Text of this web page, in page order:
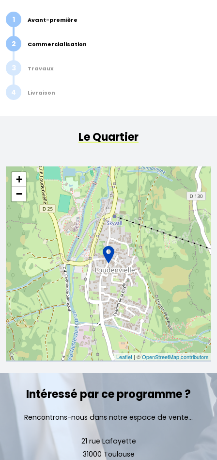
1 Avant-première
2 Commercialisation
3 Travaux
4 Livraison
Le Quartier
+
−
Leaflet | ©OpenStreetMap contributors
Intéressé par ce programme ?
Rencontrons-nous dans notre espace de vente...
21 rue Lafayette
31000 Toulouse